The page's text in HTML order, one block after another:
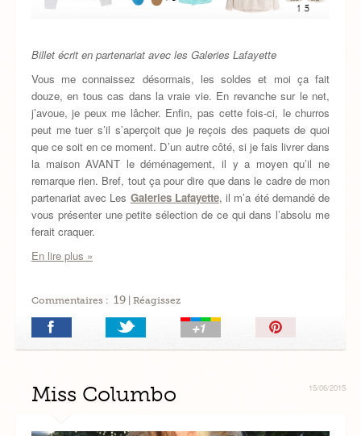
Billet écrit en partenariat avec les Galeries Lafayette
Vous me connaissez désormais, les soldes et moi ça fait
douze, en tous cas dans la vraie vie. En revanche sur le net,
j’avoue, je peux me lâcher. Enfin, pas cette fois-ci, le churros
peut me tuer s’il s’aperçoit que je reçois des paquets de quoi
que ce soit en ce moment. D’un autre côté, si je fais livrer dans
la maison AVANT le déménagement, il y a moyen qu’il ne
remarque rien. Bref, tout ça pour dire que dans le cadre de mon
partenariat avec Les Galeries Lafayette, il m’a été demandé de
vous présenter une petite sélection de ce qui dans l’absolu me
ferait craquer.
En lire plus »
Commentaires : 19| Réagissez
Épingler!
15/06/2015
Miss Columbo